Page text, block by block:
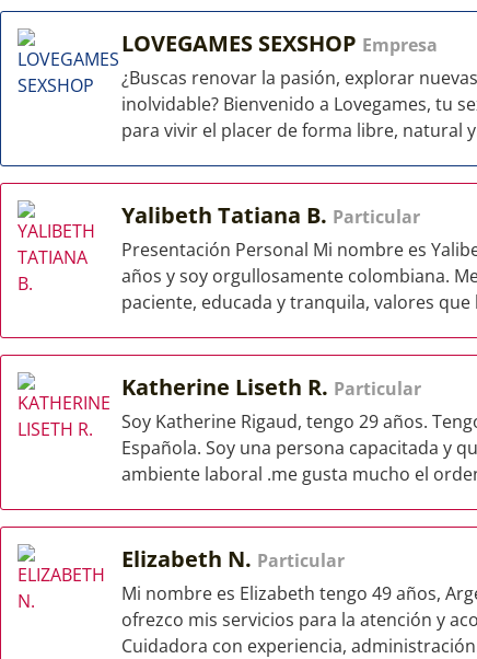
LOVEGAMES SEXSHOP Empresa
¿Buscas renovar la pasión, explorar
inolvidable? Bienvenido a Lovegames, tu
para vivir el placer de forma libre, natural
Yalibeth Tatiana B. Particular
Presentación Personal Mi nombre es
años y soy orgullosamente colombiana.
paciente, educada y tranquila, valores que
Katherine Liseth R. Particular
Soy Katherine Rigaud, tengo 29 años.
Española. Soy una persona capacitada y
ambiente laboral .me gusta mucho el
Elizabeth N. Particular
Mi nombre es Elizabeth tengo 49 años,
ofrezco mis servicios para la atención y
Cuidadora con experiencia,